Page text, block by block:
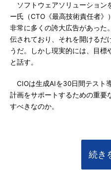
ソフトウェアソリューション
ー氏（CTO《最高技術責任者》
非常に多くの誇大広告があった
伝されており、それを開けるだ
うだ。しかし現実的には、目標
と話す。
CIOは生成AIを30日間テスト
計画をサポートするための重要
すべきなのか。
続き